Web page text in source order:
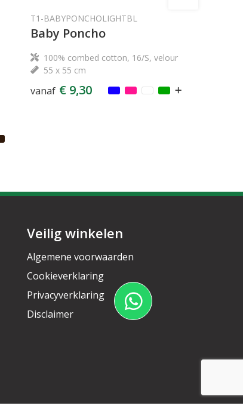
T1-BABYPONCHOLIGHTBL
Baby Poncho
100% combed cotton, 16/S, velour
55 x 55 cm
vanaf € 9,30
Veilig winkelen
Algemene voorwaarden
Cookieverklaring
Privacyverklaring
Disclaimer